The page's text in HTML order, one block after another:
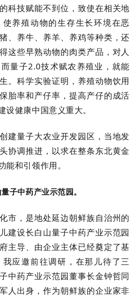
科技赋能不到位，致使在相关地
养殖动物的生存生长环境在恶
、养牛、养羊、养鸡等种类，还
这些早熟动物的肉类产品，对人
量子2.0技术赋农养殖业，就能
。科学实验证明，养殖动物饮用
胎率和产仔率，提高产仔的成活
健康中国意义重大。
建量子大农业开发园区，当地发
协调推进，以求在整条东北黄金
能和引领作用。
子中药产业示范园。
市，是地处延边朝鲜族自治州的
建设长白山量子中药产业示范园
主导、由企业主体已经奠定了基
应邀前往调研，在那儿待了三
中药产业示范园董事长金钟哲同
人出身，作为朝鲜族的企业家非